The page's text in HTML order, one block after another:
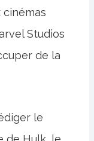
cinémas
Studios
de la
le